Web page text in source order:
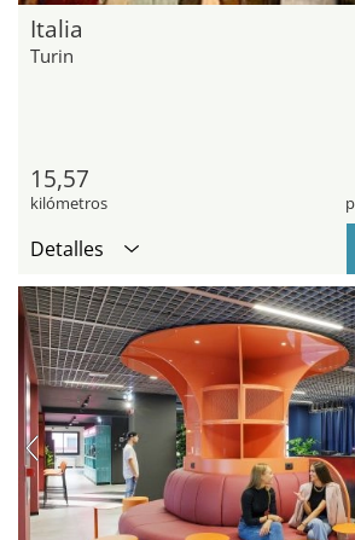
Italia
Turin
15,57
kilómetros
Detalles